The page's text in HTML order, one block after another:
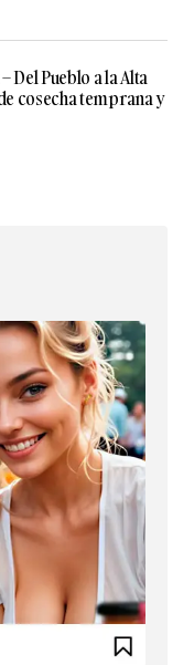
Del Pueblo a la Alta
cosecha temprana y